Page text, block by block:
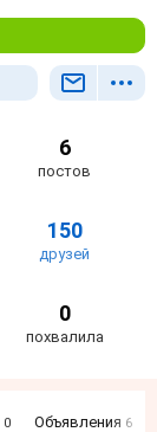
6
постов
150
друзей
0
похвалила
0 Объявления 6